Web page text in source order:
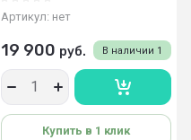
Артикул: нет
В наличии 1
19 900 руб.
Купить в 1 клик